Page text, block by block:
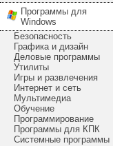
Программы для
Windows
Безопасность
Графика и дизайн
Деловые программы
Утилиты
Игры и развлечения
Интернет и сеть
Мультимедиа
Обучение
Программирование
Программы для КПК
Системные программы